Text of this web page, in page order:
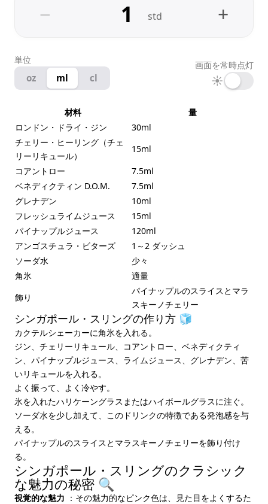
− std +
単位
oz ml cl
画面を常時点灯
☀
材料
量
ロンドン・ドライ・ジン
30ml
チェリー・ヒーリング（チェ
リーリキュール）
15ml
コアントロー
7.5ml
ベネディクティン D.O.M.
7.5ml
グレナデン
10ml
フレッシュライムジュース
15ml
パイナップルジュース
120ml
アンゴスチュラ・ビターズ
1～2 ダッシュ
ソーダ水
少々
角氷
適量
飾り
パイナップルのスライスとマラ
スキーノチェリー
シンガポール・スリングの作り方 🧊
カクテルシェーカーに角氷を入れる。
ジン、チェリーリキュール、コアントロー、ベネディクティ
ン、パイナップルジュース、ライムジュース、グレナデン、苦
いリキュールを入れる。
よく振って、よく冷やす。
氷を入れたハリケーングラスまたはハイボールグラスに注ぐ。
ソーダ水を少し加えて、このドリンクの特徴である発泡感を与
える。
パイナップルのスライスとマラスキーノチェリーを飾り付け
る。
シンガポール・スリングのクラシック
な魅力の秘密 🔍
視覚的な魅力 ：その魅力的なピンク色は、見た目をよくするた